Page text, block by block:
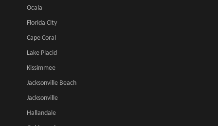
Ocala
Florida City
Cape Coral
Lake Placid
Kissimmee
Jacksonville Beach
Jacksonville
Hallandale